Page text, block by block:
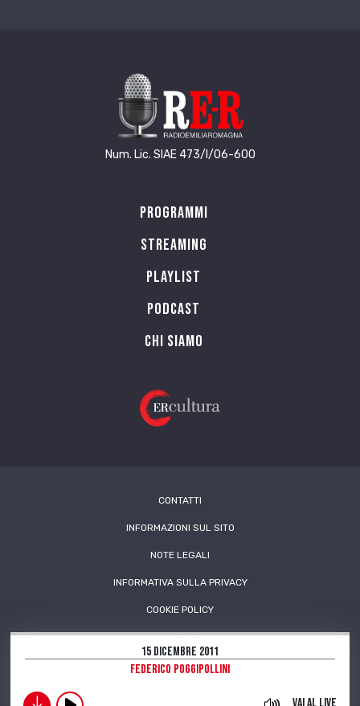
15 Dicembre 2011
Federico Poggipollini
Num. Lic. SIAE 473/I/06-600
Programmi
Streaming
Playlist
PODCAST
Chi siamo
CONTATTI
INFORMAZIONI SUL SITO
NOTE LEGALI
INFORMATIVA SULLA PRIVACY
COOKIE POLICY